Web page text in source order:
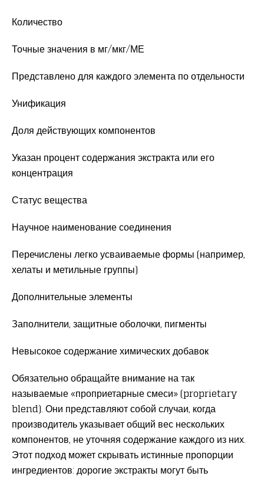
Количество
Точные значения в мг/мкг/МЕ
Представлено для каждого элемента по отдельности
Унификация
Доля действующих компонентов
Указан процент содержания экстракта или его
концентрация
Статус вещества
Научное наименование соединения
Перечислены легко усваиваемые формы (например,
хелаты и метильные группы)
Дополнительные элементы
Заполнители, защитные оболочки, пигменты
Невысокое содержание химических добавок
Обязательно обращайте внимание на так
называемые «проприетарные смеси» (proprietary
blend). Они представляют собой случаи, когда
производитель указывает общий вес нескольких
компонентов, не уточняя содержание каждого из них.
Этот подход может скрывать истинные пропорции
ингредиентов: дорогие экстракты могут быть